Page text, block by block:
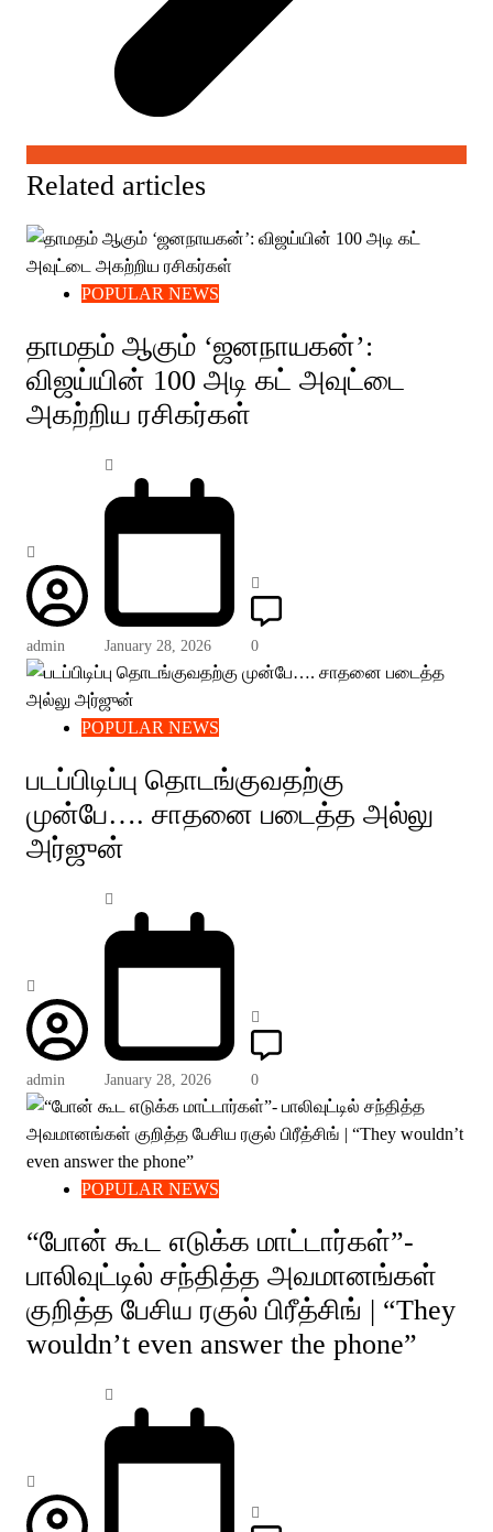
Related articles
POPULAR NEWS
தாமதம் ஆகும் ‘ஜனநாயகன்’:
விஜய்யின் 100 அடி கட் அவுட்டை
அகற்றிய ரசிகர்கள்
admin January 28, 2026 0
POPULAR NEWS
படப்பிடிப்பு தொடங்குவதற்கு
முன்பே…. சாதனை படைத்த அல்லு
அர்ஜுன்
admin January 28, 2026 0
POPULAR NEWS
“போன் கூட எடுக்க மாட்டார்கள்”-
பாலிவுட்டில் சந்தித்த அவமானங்கள்
குறித்த பேசிய ரகுல் பிரீத்சிங் | “They
wouldn’t even answer the phone”